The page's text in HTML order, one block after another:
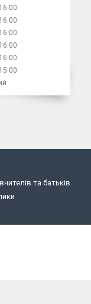
16:00
16:00
16:00
16:00
16:00
15:00
та батьків